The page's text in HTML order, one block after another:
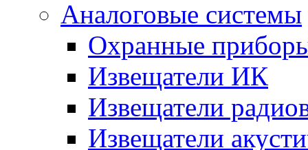
Аналоговые системы
Охранные
Извещатели ИК
Извещатели
Извещатели